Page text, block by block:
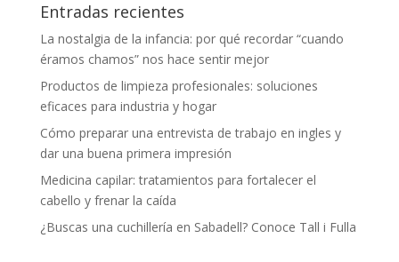
Entradas recientes
La nostalgia de la infancia: por qué recordar “cuando
éramos chamos” nos hace sentir mejor
Productos de limpieza profesionales: soluciones
eficaces para industria y hogar
Cómo preparar una entrevista de trabajo en ingles y
dar una buena primera impresión
Medicina capilar: tratamientos para fortalecer el
cabello y frenar la caída
¿Buscas una cuchillería en Sabadell? Conoce Tall i Fulla